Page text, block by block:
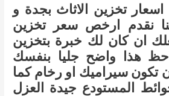
تخزين الاثاث بجدة و
نقدم ارخص سعر تخزين
ان كان لك خبرة بتخزين
هذا واضح جليا بنفسك
تكون سيراميك او رخام كما
المستودع جيدة العزل